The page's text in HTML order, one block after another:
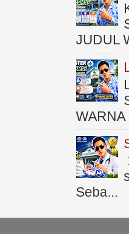
JUDUL
Seba...